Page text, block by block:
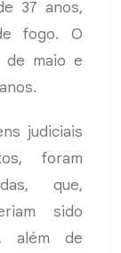
37 anos,
fogo. O
de maio e
judiciais
foram
que,
sido
além de